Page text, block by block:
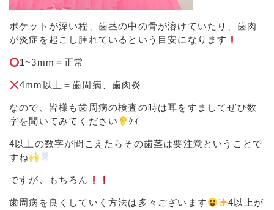
ポケットが深い程、歯茎の中の骨が溶けていたり、歯肉
が炎症を起こし腫れているという目安になります
1~3mm ＝正常
4mm以上 ＝歯周病、歯肉炎
なので、皆様も歯周病の検査の時は耳をすましてぜひ数
字を聞いてみてください
ｸｨ
4以上の数字が聞こえたらその歯茎は要注意ということで
すね
ですが、もちろん
歯周病を良くしていく方法は多々ございます 4以上が